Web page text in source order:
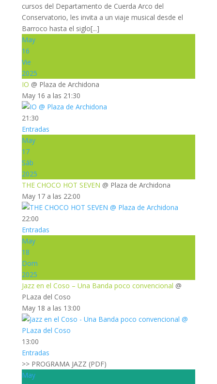
cursos del Departamento de Cuerda Arco del
Conservatorio, les invita a un viaje musical desde el
Barroco hasta el siglo[...]
May
16
Vie
2025
IO @ Plaza de Archidona
May 16 a las 21:30
21:30
Entradas
May
17
Sáb
2025
THE CHOCO HOT SEVEN @ Plaza de Archidona
May 17 a las 22:00
22:00
Entradas
May
18
Dom
2025
Jazz en el Coso – Una Banda poco convencional @
PLaza del Coso
May 18 a las 13:00
13:00
Entradas
>> PROGRAMA JAZZ (PDF)
May